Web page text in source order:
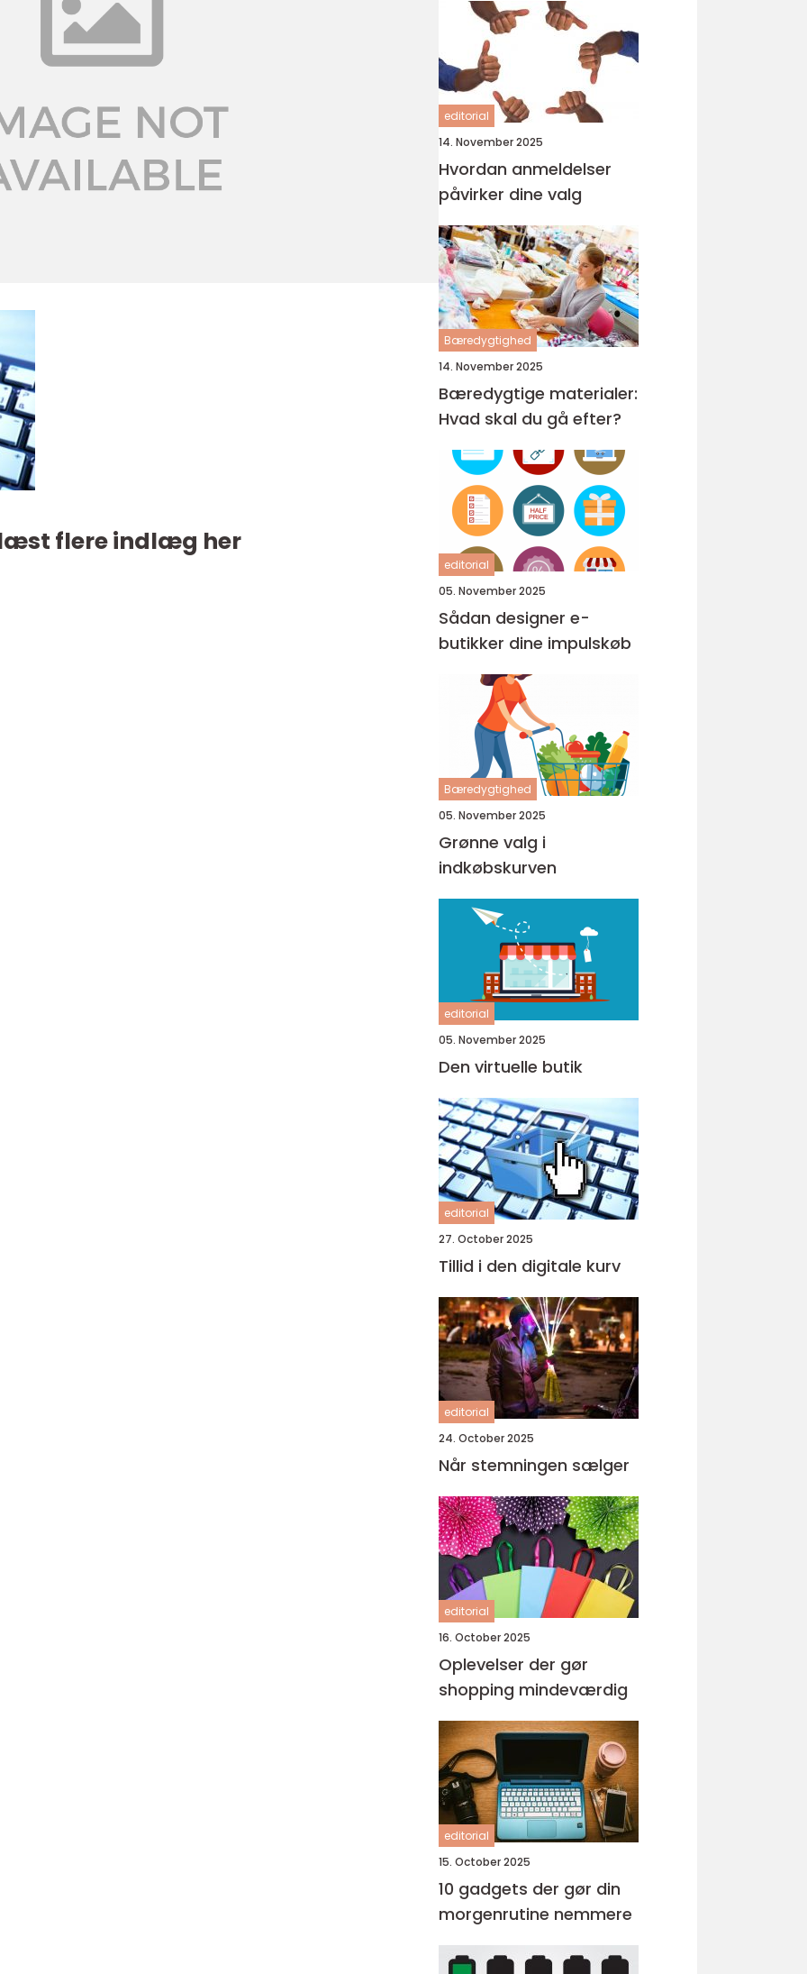
flere indlæg her
editorial
14. November 2025
Hvordan anmeldelser
påvirker dine valg
Bæredygtighed
14. November 2025
Bæredygtige materialer:
Hvad skal du gå efter?
editorial
05. November 2025
Sådan designer e-
butikker dine impulskøb
Bæredygtighed
05. November 2025
Grønne valg i
indkøbskurven
editorial
05. November 2025
Den virtuelle butik
editorial
27. October 2025
Tillid i den digitale kurv
editorial
24. October 2025
Når stemningen sælger
editorial
16. October 2025
Oplevelser der gør
shopping mindeværdig
editorial
15. October 2025
10 gadgets der gør din
morgenrutine nemmere